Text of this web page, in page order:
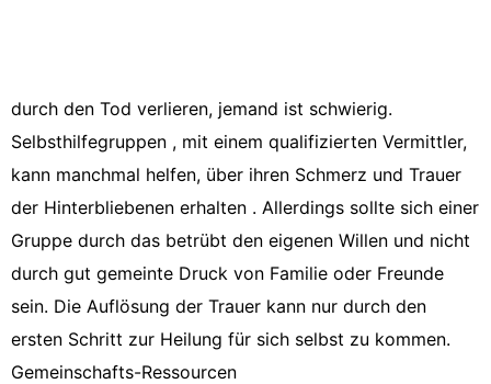
durch den Tod verlieren, jemand ist schwierig.
Selbsthilfegruppen , mit einem qualifizierten Vermittler,
kann manchmal helfen, über ihren Schmerz und Trauer
der Hinterbliebenen erhalten . Allerdings sollte sich einer
Gruppe durch das betrübt den eigenen Willen und nicht
durch gut gemeinte Druck von Familie oder Freunde
sein. Die Auflösung der Trauer kann nur durch den
ersten Schritt zur Heilung für sich selbst zu kommen.
Gemeinschafts-Ressourcen